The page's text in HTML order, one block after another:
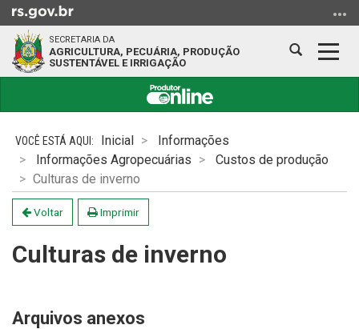
para
conteúdo
menu
para
busca
SECRETARIA DA
AGRICULTURA, PECUÁRIA, PRODUÇÃO
SUSTENTÁVEL E IRRIGAÇÃO
Abrir
conteúdo
Inicial
Informações
Informações Agropecuárias
Custos de produção
Culturas de inverno
Voltar Imprimir
Culturas de inverno
Arquivos anexos